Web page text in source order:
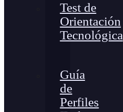
Test de
Orientación
Tecnológica
Guía
de
Perfiles